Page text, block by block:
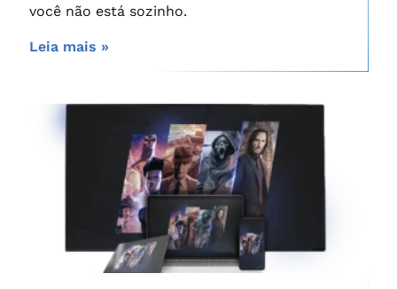
você não está sozinho.
Leia mais »